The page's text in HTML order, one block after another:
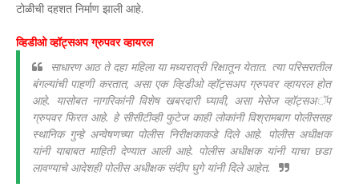
टोळीची दहशत निर्माण झाली आहे.
व्हिडीओ व्हॉट्सअप ग्रुपवर व्हायरल
साधारण आठ ते दहा महिला या मध्यरात्री रिक्षातून येतात. त्या परिसरातील
बंगल्यांची पाहणी करतात, असा एक व्हिडीओ व्हॉट्सअप ग्रुपवर व्हायरल होत
आहे. यासोबत नागरिकांनी विशेष खबरदारी घ्यावी, असा मेसेज व्हॉट्सअॅप
ग्रुपवर फिरत आहे. हे सीसीटीव्ही फुटेज काही लोकांनी विश्रामबाग पोलीससह
स्थानिक गुन्हे अन्वेषणच्या पोलीस निरीक्षकाकडे दिले आहे. पोलीस अधीक्षक
यांनी याबाबत माहिती देण्यात आली आहे. पोलीस अधीक्षक यांनी याचा छडा
लावण्याचे आदेशही पोलीस अधीक्षक संदीप घुगे यांनी दिले आहेत.